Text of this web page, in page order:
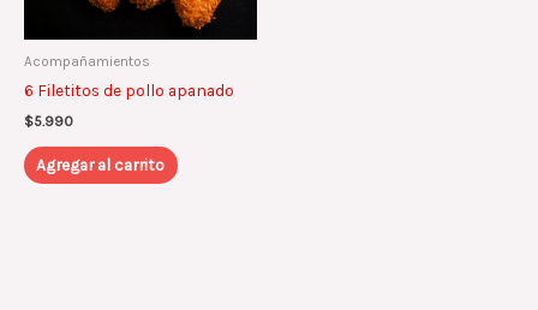
Acompañamientos
6 Filetitos de pollo apanado
$5.990
Agregar al carrito